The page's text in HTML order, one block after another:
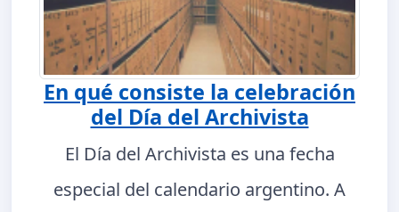
En qué consiste la celebración
del Día del Archivista
El Día del Archivista es una fecha
especial del calendario argentino. A